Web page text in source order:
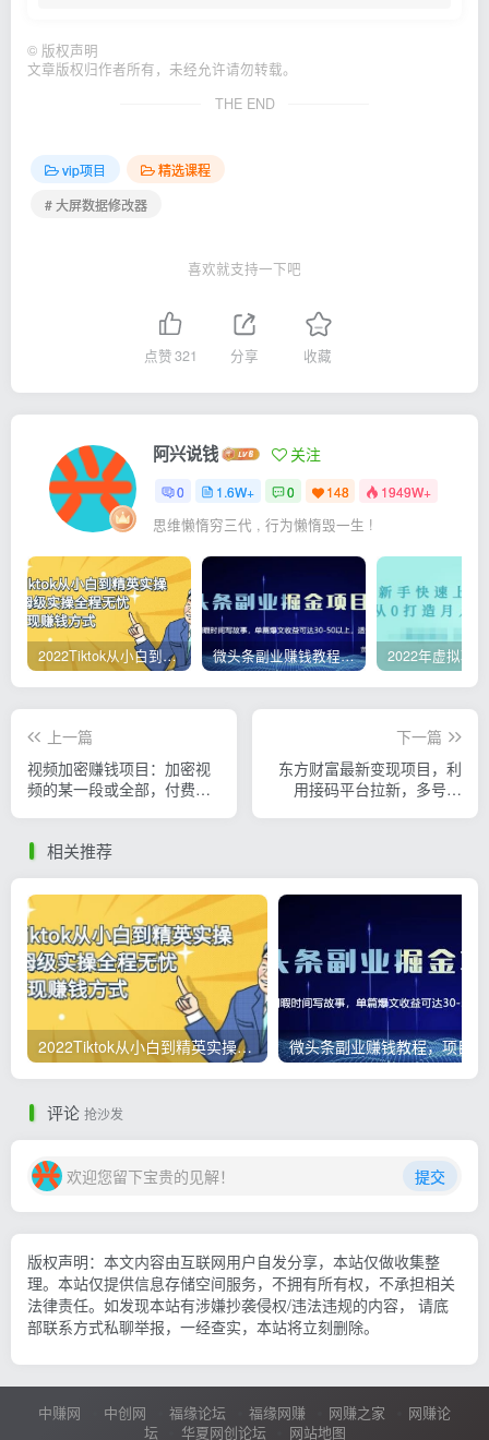
© 版权声明
文章版权归作者所有，未经允许请勿转载。
THE END
vip项目
精选课程
# 大屏数据修改器
喜欢就支持一下吧
点赞321 分享 收藏
阿兴说钱 关注
0 1.6W+ 0 148 1949W+
思维懒惰穷三代 , 行为懒惰毁一生 !
2022Tiktok从小白到精英实操，0-1保姆级实操全程无忧，多种变现赚钱方式 微头条副业赚钱教程，项目单号单天做到50-100+收益
上一篇
视频加密赚钱项目：加密视
频的某一段或全部，付费才
下一篇
东方财富最新变现项目，利
用接码平台拉新，多号多
相关推荐
2022Tiktok从小白到精英实操，0-1保姆级实操全程无忧，多种变现赚钱方式
评论 抢沙发
欢迎您留下宝贵的见解！ 提交
版权声明：本文内容由互联网用户自发分享，本站仅做收集整
理。本站仅提供信息存储空间服务，不拥有所有权，不承担相关
法律责任。如发现本站有涉嫌抄袭侵权/违法违规的内容， 请底
部联系方式私聊举报，一经查实，本站将立刻删除。
中赚网 中创网 福缘论坛 福缘网赚 网赚之家
网赚论
坛
华夏网创论坛 网站地图